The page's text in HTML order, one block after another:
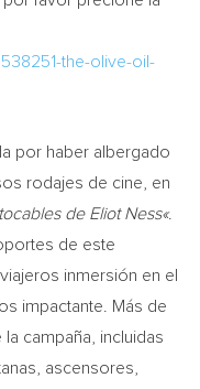
the-olive-oil-
por haber albergado
rodajes de cine, en
de Eliot Ness«.
de este
inmersión en el
impactante. Más de
campaña, incluidas
ascensores,